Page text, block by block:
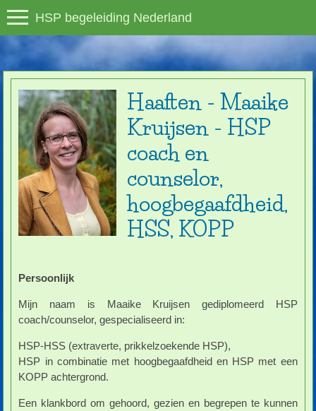
HSP begeleiding Nederland
Haaften - Maaike
Kruijsen - HSP
coach en
counselor,
hoogbegaafdheid,
HSS, KOPP
Persoonlijk
Mijn naam is Maaike Kruijsen gediplomeerd HSP
coach/counselor, gespecialiseerd in:
HSP-HSS (extraverte, prikkelzoekende HSP),
HSP in combinatie met hoogbegaafdheid en HSP met een
KOPP achtergrond.
Een klankbord om gehoord, gezien en begrepen te kunnen